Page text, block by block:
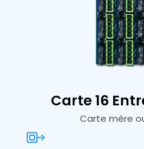
Carte 16
Carte mère